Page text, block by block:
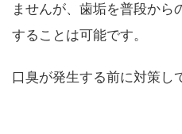
ませんが、歯垢を普段から
することは可能です。
口臭が発生する前に対策し